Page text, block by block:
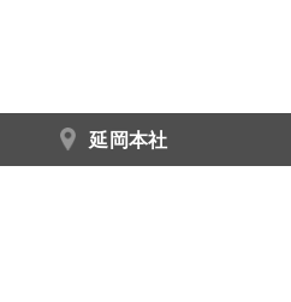
延岡本社